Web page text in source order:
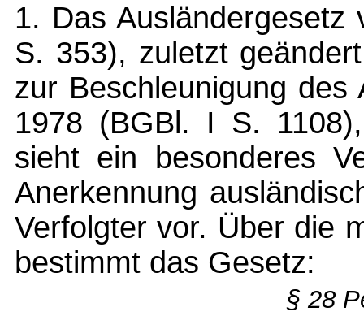
1. Das
S. 353), zuletzt
zur Beschleunigung
1978 (BGBl. I S.
sieht ein besonderes
Anerkennung
Verfolgter vor. Über die
bestimmt das Gesetz:
§ 28